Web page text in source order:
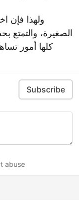
ولهذا فإن
الصغيرة، والتمتع
كلها أمور
Subscribe
abuse